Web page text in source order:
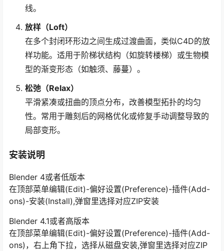
线。
放样（Loft）
在多个封闭环形边之间生成过渡曲面，类似C4D的放
样功能。适用于阶梯状结构（如旋转楼梯）或生物模
型的渐变形态（如触须、藤蔓）。
松弛（Relax）
平滑紧凑或扭曲的顶点分布，改善模型拓扑的均匀
性。常用于雕刻后的网格优化或修复手动调整导致的
局部变形。
安装说明
Blender 4或者低版本
在顶部菜单编辑(Edit)-偏好设置(Preference)-插件(Add-
ons)-安装(Install),弹窗里选择对应ZIP安装
Blender 4.1或者高版本
在顶部菜单编辑(Edit)-偏好设置(Preference)-插件(Add-
ons)，右上角下拉，选择从磁盘安装,弹窗里选择对应ZIP